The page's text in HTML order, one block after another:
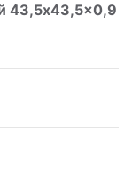
43,5x43,5x0,9